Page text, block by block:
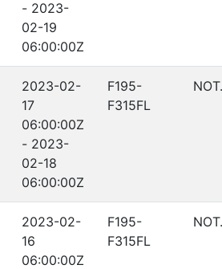
- 2023-
02-19
06:00:00Z
2023-02-
17
06:00:00Z
- 2023-
02-18
06:00:00Z
F195-
F315FL
2023-02-
16
06:00:00Z
F195-
F315FL